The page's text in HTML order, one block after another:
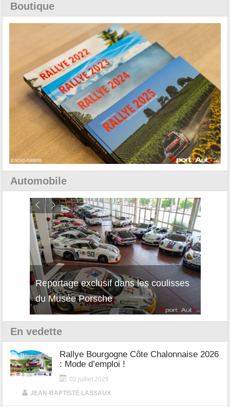
Boutique
Automobile
Reportage exclusif dans les coulisses
du Musée Porsche
Découverte de la nouvelle Ferrari
12Cilindri Manuale
En vedette
Rallye Bourgogne Côte Chalonnaise 2026
: Mode d’emploi !
02 juillet 2026
JEAN-BAPTISTE LASSAUX